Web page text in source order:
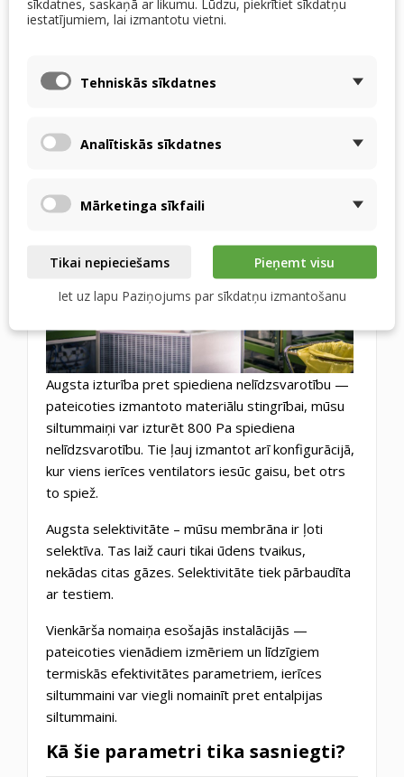
Mitruma pārneses efektivitāte līdz 75%.
RECUTECH apmainītājiem, tie ir hermētiski. Mēs
tikai cieši pieguļoši gabali.
Augsta izturība pret spiediena nelīdzsvarotību —
pateicoties izmantoto materiālu stingrībai, mūsu
siltummaiņi var izturēt 800 Pa spiediena
nelīdzsvarotību. Tie ļauj izmantot arī konfigurācijā,
kur viens ierīces ventilators iesūc gaisu, bet otrs
to spiež.
Augsta selektivitāte – mūsu membrāna ir ļoti
selektīva. Tas laiž cauri tikai ūdens tvaikus,
nekādas citas gāzes. Selektivitāte tiek pārbaudīta
ar testiem.
Vienkārša nomaiņa esošajās instalācijās —
pateicoties vienādiem izmēriem un līdzīgiem
termiskās efektivitātes parametriem, ierīces
siltummaini var viegli nomainīt pret entalpijas
siltummaini.
Kā šie parametri tika sasniegti?
sīkdatnes, saskaņā ar likumu. Lūdzu, piekrītiet sīkdatņu
iestatījumiem, lai izmantotu vietni.
Tehniskās sīkdatnes
Analītiskās sīkdatnes
Mārketinga sīkfaili
Tikai nepieciešams
Pieņemt visu
Iet uz lapu Paziņojums par sīkdatņu izmantošanu